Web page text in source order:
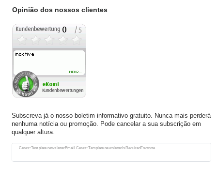
Opinião dos nossos clientes
Subscreva já o nosso boletim informativo gratuito. Nunca mais perderá
nenhuma notícia ou promoção. Pode cancelar a sua subscrição em
qualquer altura.
Ceres::Template.newsletterEmail Ceres::Template.newsletterIsRequiredFootnote
Ceres::Template.newsletterHoneypotLabel